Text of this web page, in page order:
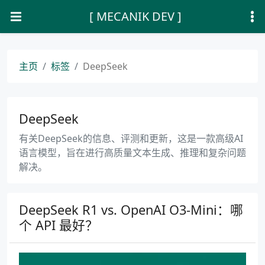
[ MECANIK DEV ]
主页 标签 DeepSeek
DeepSeek
有关DeepSeek的信息、评测和更新，这是一款高级AI
语言模型，旨在进行高质量文本生成、推理和复杂问题
解决。
DeepSeek R1 vs. OpenAI O3-Mini：哪
个 API 最好？